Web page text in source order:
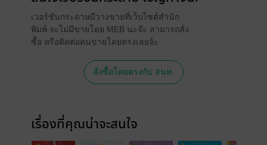
เวอร์ชันกระดาษมีวางขายที่เว็บไซต์สำนัก
พิมพ์ จะไม่มีขายโดย MEB นะจ๊ะ สามารถสั่ง
ซื้อ หรือติดต่อคนขายโดยตรงเลยจ้ะ
สั่งซื้อโดยตรงกับ สนพ.
เรื่องที่คุณน่าจะสนใจ